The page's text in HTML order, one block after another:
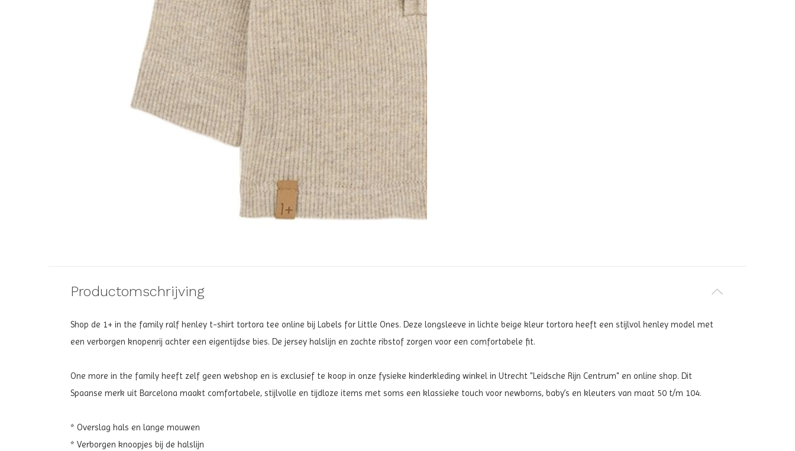
Productomschrijving
Shop de 1+ in the family ralf henley t-shirt tortora tee online bij Labels for Little Ones. Deze longsleeve in lichte beige kleur tortora heeft een stijlvol henley model met
een verborgen knopenrij achter een eigentijdse bies. De jersey halslijn en zachte ribstof zorgen voor een comfortabele fit.
One more in the family heeft zelf geen webshop en is exclusief te koop in onze fysieke kinderkleding winkel in Utrecht "Leidsche Rijn Centrum" en online shop. Dit
Spaanse merk uit Barcelona maakt comfortabele, stijlvolle en tijdloze items met soms een klassieke touch voor newborns, baby’s en kleuters van maat 50 t/m 104.
* Overslag hals en lange mouwen
* Verborgen knoopjes bij de halslijn